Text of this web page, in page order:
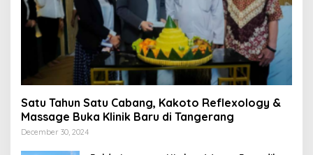
Satu Tahun Satu Cabang, Kakoto Reflexology &
Massage Buka Klinik Baru di Tangerang
December 30, 2024